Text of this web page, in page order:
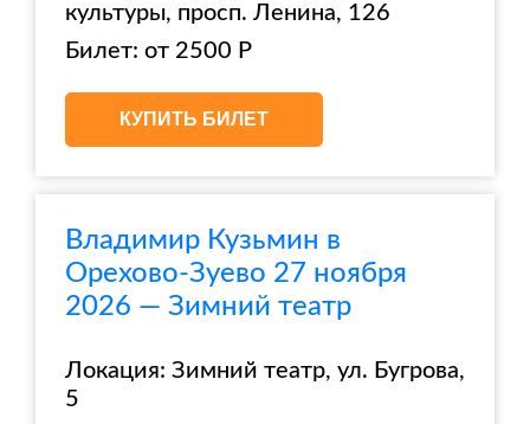
культуры, просп. Ленина, 126
Билет: от 2500 Р
КУПИТЬ БИЛЕТ
Владимир Кузьмин в
Орехово-Зуево 27 ноября
2026 — Зимний театр
Локация: Зимний театр, ул. Бугрова,
5